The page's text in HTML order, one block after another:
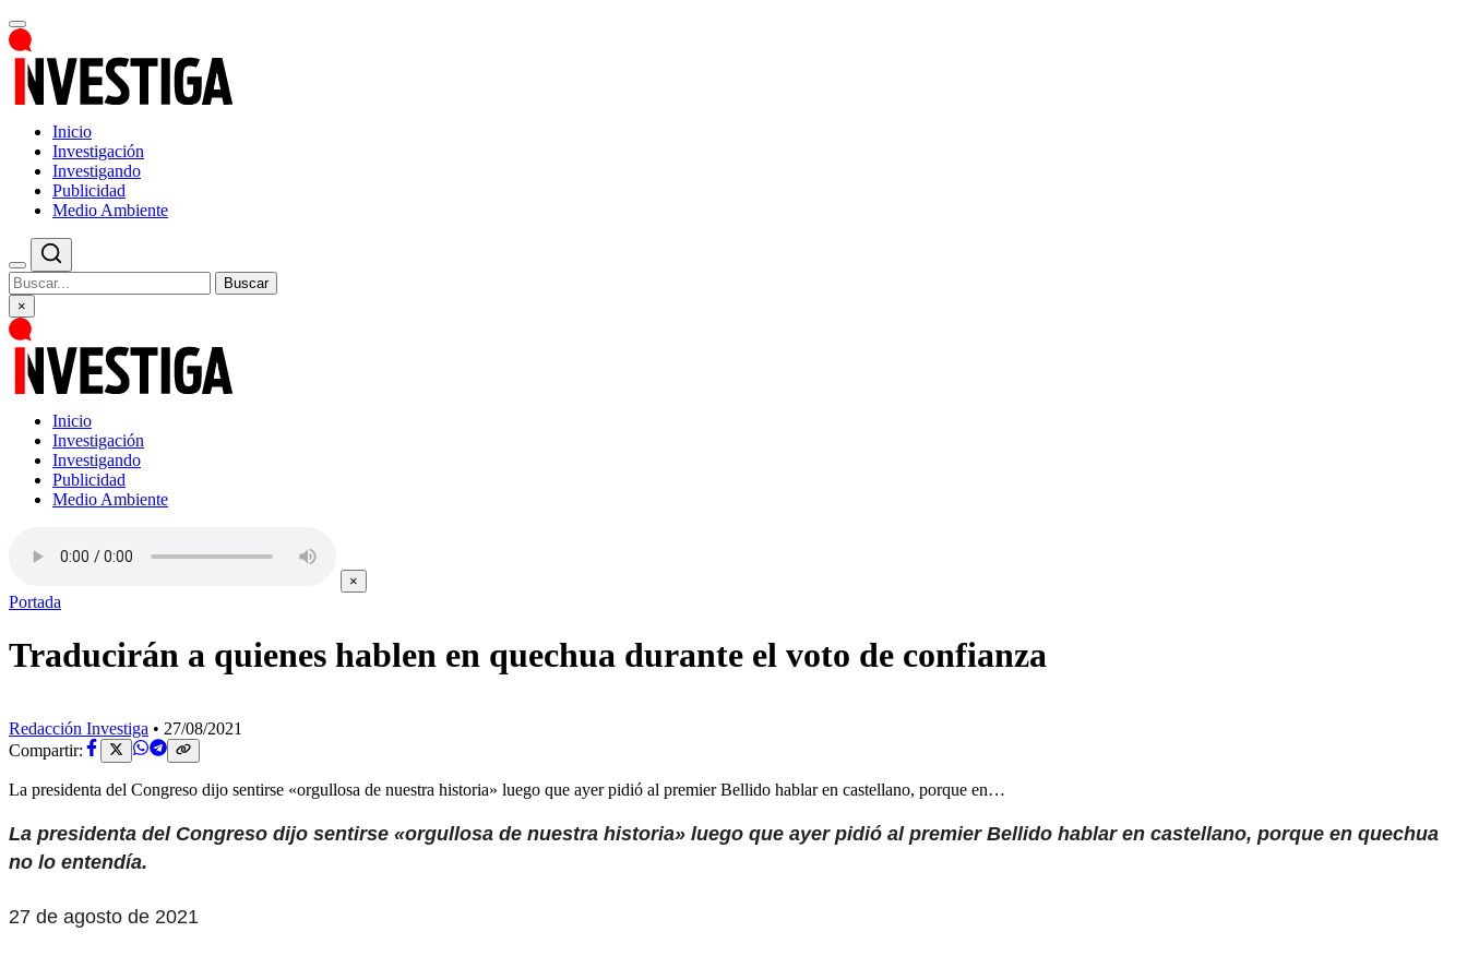
Inicio
Investigación
Investigando
Publicidad
Medio Ambiente
Buscar
×
Inicio
Investigación
Investigando
Publicidad
Medio Ambiente
×
Portada
Traducirán a quienes hablen en quechua durante el voto de confianza
Redacción Investiga • 27/08/2021
Compartir:
La presidenta del Congreso dijo sentirse «orgullosa de nuestra historia» luego que ayer pidió al premier Bellido hablar en castellano, porque en…
La presidenta del Congreso dijo sentirse «orgullosa de nuestra historia» luego que ayer pidió al premier Bellido hablar en castellano, porque en quechua
no lo entendía.
27 de agosto de 2021